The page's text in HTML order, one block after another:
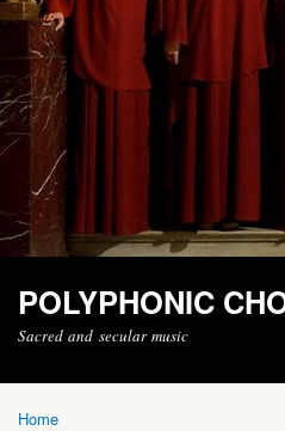
POLYPHONIC
Sacred and secular music
Home